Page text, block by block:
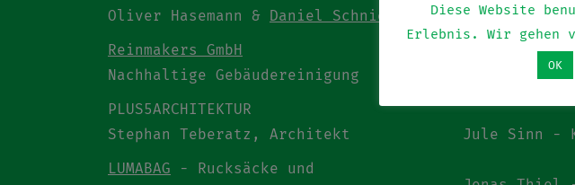
Oliver Hasemann & Daniel Schnier
Reinmakers GmbH
Nachhaltige Gebäudereinigung
PLUS5ARCHITEKTUR
Stephan Teberatz, Architekt
LUMABAG - Rucksäcke und
Laura
Emilio
Jule Sinn -
Diese Website
Erlebnis. Wir gehen
OK